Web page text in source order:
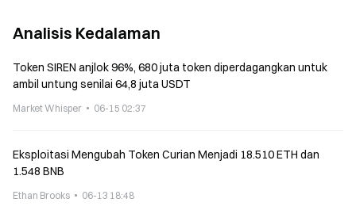
Analisis Kedalaman
Token SIREN anjlok 96%, 680 juta token diperdagangkan untuk
ambil untung senilai 64,8 juta USDT
Market Whisper 06-15 02:37
Eksploitasi Mengubah Token Curian Menjadi 18.510 ETH dan
1.548 BNB
Ethan Brooks 06-13 18:48